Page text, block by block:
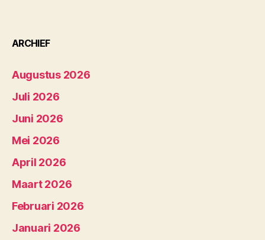
ARCHIEF
Augustus 2026
Juli 2026
Juni 2026
Mei 2026
April 2026
Maart 2026
Februari 2026
Januari 2026